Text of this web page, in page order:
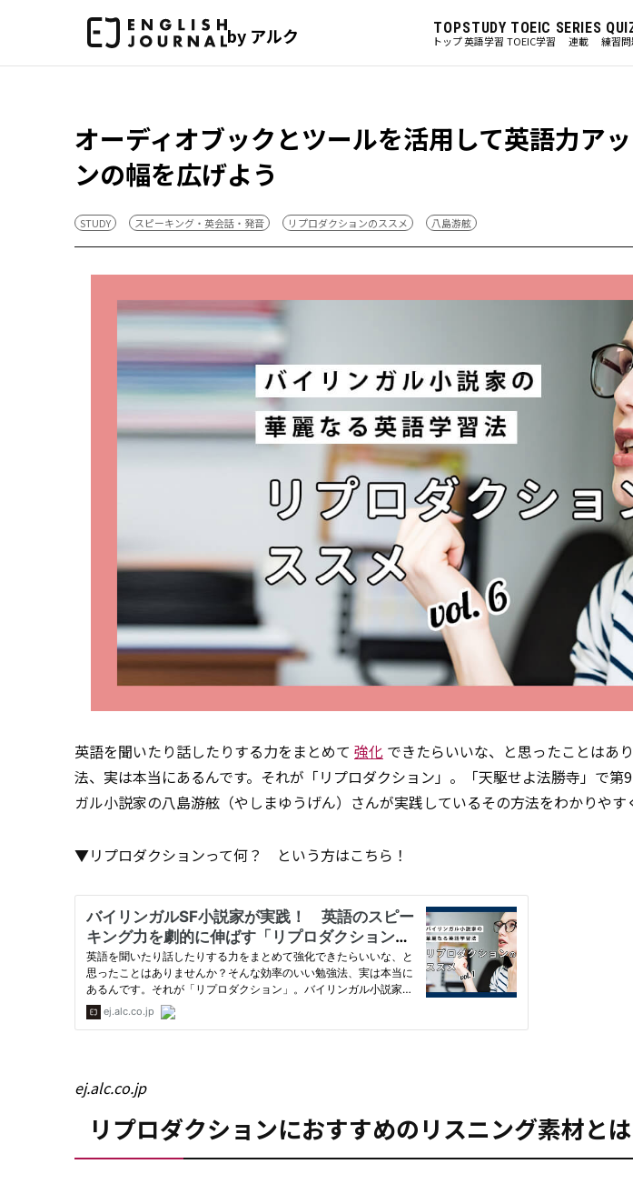
by アルク TOP
トップ
STUDY
英語学習
TOEIC
TOEIC学習
SERIES
連載 練習
オーディオブックとツールを活用して英語力ア
ンの幅を広げよう
STUDY スピーキング・英会話・発音 リプロダクションのススメ 八島游舷
英語を聞いたり話したりする力をまとめて 強化 できたらいいな、と思ったことは
法、実は本当にあるんです。それが「リプロダクション」。「天駆せよ法勝寺」で
ガル小説家の八島游舷（やしまゆうげん）さんが実践しているその方法をわかりやす
▼リプロダクションって何？ という方はこちら！
ej.alc.co.jp
リプロダクションにおすすめのリスニング素材と